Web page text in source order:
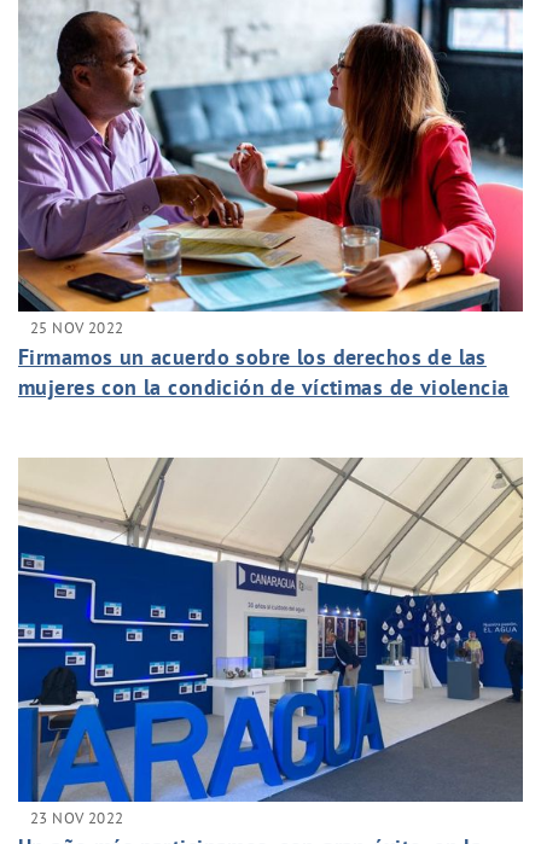
25 NOV 2022
Firmamos un acuerdo sobre los derechos de las
mujeres con la condición de víctimas de violencia
23 NOV 2022